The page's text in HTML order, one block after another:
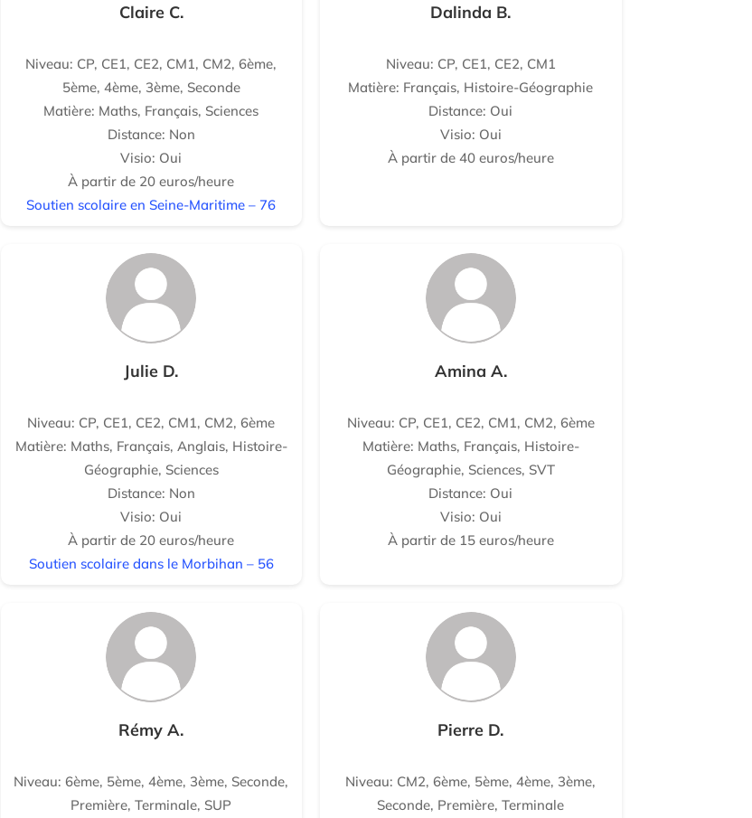
Claire C.
Niveau: CP, CE1, CE2, CM1, CM2, 6ème,
5ème, 4ème, 3ème, Seconde
Matière: Maths, Français, Sciences
Distance: Non
Visio: Oui
À partir de 20 euros/heure
Soutien scolaire en Seine-Maritime – 76
Dalinda B.
Niveau: CP, CE1, CE2, CM1
Matière: Français, Histoire-Géographie
Distance: Oui
Visio: Oui
À partir de 40 euros/heure
Julie D.
Niveau: CP, CE1, CE2, CM1, CM2, 6ème
Matière: Maths, Français, Anglais, Histoire-
Géographie, Sciences
Distance: Non
Visio: Oui
À partir de 20 euros/heure
Soutien scolaire dans le Morbihan – 56
Amina A.
Niveau: CP, CE1, CE2, CM1, CM2, 6ème
Matière: Maths, Français, Histoire-
Géographie, Sciences, SVT
Distance: Oui
Visio: Oui
À partir de 15 euros/heure
Rémy A.
Niveau: 6ème, 5ème, 4ème, 3ème, Seconde,
Première, Terminale, SUP
Pierre D.
Niveau: CM2, 6ème, 5ème, 4ème, 3ème,
Seconde, Première, Terminale